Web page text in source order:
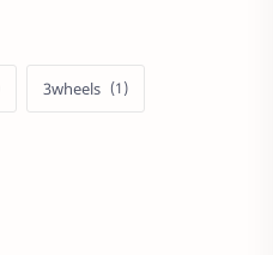
3wheels